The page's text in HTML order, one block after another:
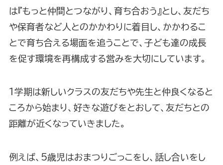
は『もっと仲間とつながり、育ち合おう』とし、友だち
や保育者など人とのかかわりに着目し、かかわるこ
とで育ち合える場面を追うことで、子ども達の成長
を促す環境を再構成する営みを大切にしています。
1学期は新しいクラスの友だちや先生と仲良くなると
ころから始まり、好きな遊びをとおして、友だちとの
距離が近くなっていきました。
例えば、5歳児はおまつりごっこをし、話し合いをし